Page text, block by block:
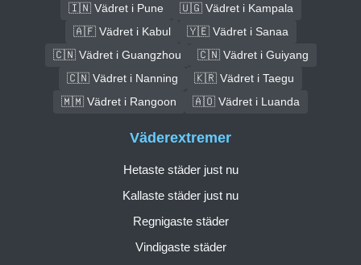
🇮🇳 Vädret i Pune
🇺🇬 Vädret i Kampala
🇦🇫 Vädret i Kabul
🇾🇪 Vädret i Sanaa
🇨🇳 Vädret i Guangzhou
🇨🇳 Vädret i Guiyang
🇨🇳 Vädret i Nanning
🇰🇷 Vädret i Taegu
🇲🇲 Vädret i Rangoon
🇦🇴 Vädret i Luanda
Väderextremer
Hetaste städer just nu
Kallaste städer just nu
Regnigaste städer
Vindigaste städer